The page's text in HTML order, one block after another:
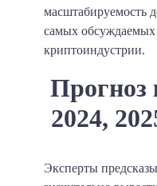
масштабируемость
самых
криптоиндустрии.
Прогноз
2024,
Эксперты